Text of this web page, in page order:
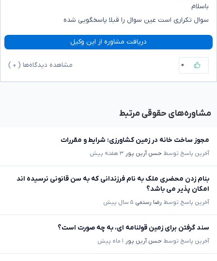
باسلام
سوال تکراری است عین سوال را قبلا پاسخگویی شده
دریافت مشاوره از این وکیل
۰ مشاهده دیدگاه‌ها ( ۰
مشاوره‌های حقوقی مرتبط
مجوز ساخت خانه در زمین کشاورزی: شرایط و مقررات
آخرین پاسخ توسط حسن آرین پور ۳ هفته پیش
بنام زدن محضری ملک به نام فرزندانی که به سن قانونی نرسیده اند
امکان پذیر می باشد؟
آخرین پاسخ توسط رضا رستمی ۵ سال پیش
سند گرفتن برای زمین قولنامه ای، به چه صورت است؟
آخرین پاسخ توسط حسن آرین پور ۱ ماه پیش